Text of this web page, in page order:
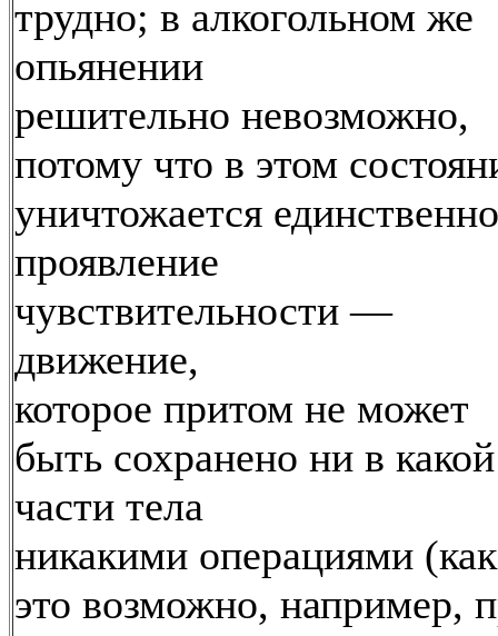
трудно; в алкогольном же
опьянении
решительно невозможно,
потому что в этом
уничтожается
проявление
чувствительности —
движение,
которое притом не может
быть сохранено ни в какой
части тела
никакими операциями (как
это возможно, например,